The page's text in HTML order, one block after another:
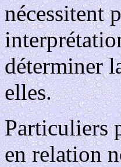
nécessitent
déterminer
elles.
Particuliers
en relation